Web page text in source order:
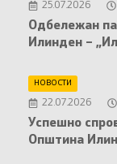
25.07.2026
Oдбележан
Илинден –
НОВОСТИ
22.07.2026
Успешно
Општина